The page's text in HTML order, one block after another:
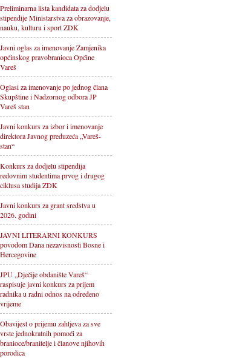
Preliminarna lista kandidata za dodjelu
stipendije Ministarstva za obrazovanje,
nauku, kulturu i sport ZDK
Javni oglas za imenovanje Zamjenika
općinskog pravobranioca Općine
Vareš
Oglasi za imenovanje po jednog člana
Skupštine i Nadzornog odbora JP
Vareš stan
Javni konkurs za izbor i imenovanje
direktora Javnog preduzeća „Vareš-
stan“
Konkurs za dodjelu stipendija
redovnim studentima prvog i drugog
ciklusa studija ZDK
Javni konkurs za grant sredstva u
2026. godini
JAVNI LITERARNI KONKURS
povodom Dana nezavisnosti Bosne i
Hercegovine
JPU „Dječije obdanište Vareš“
raspisuje javni konkurs za prijem
radnika u radni odnos na određeno
vrijeme
Obavijest o prijemu zahtjeva za sve
vrste jednokratnih pomoći za
branioce/branitelje i članove njihovih
porodica